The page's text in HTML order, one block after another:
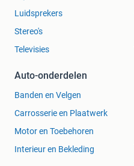
Luidsprekers
Stereo's
Televisies
Auto-onderdelen
Banden en Velgen
Carrosserie en Plaatwerk
Motor en Toebehoren
Interieur en Bekleding